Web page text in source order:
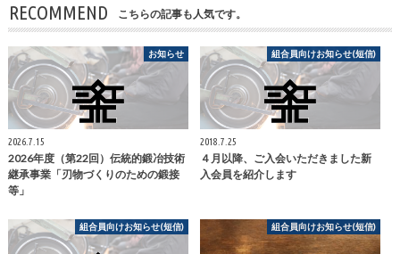
RECOMMEND こちらの記事も人気です。
お知らせ
2026.7.15
2026年度（第22回）伝統的鍛冶技術
継承事業「刃物づくりのための鍛接
等」
組合員向けお知らせ(短信)
2018.7.25
４月以降、ご入会いただきました新
入会員を紹介します
組合員向けお知らせ(短信) 組合員向けお知らせ(短信)